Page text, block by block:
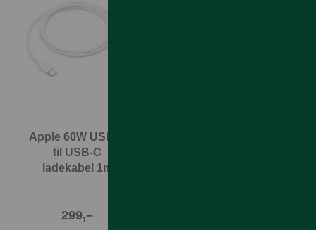
Apple 60W USB-C
til USB-C
ladekabel 1m
299,–